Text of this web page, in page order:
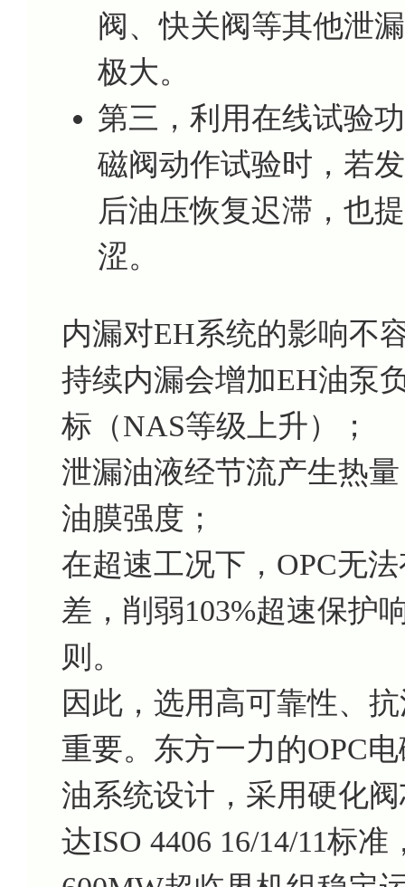
阀、快关阀等其他泄
极大。
第三，利用在线试验
磁阀动作试验时，若
后油压恢复迟滞，也
涩。
内漏对EH系统的影响不
持续内漏会增加EH油泵
标（NAS等级上升）；
泄漏油液经节流产生热
油膜强度；
在超速工况下，OPC无
差，削弱103%超速保护
则。
因此，选用高可靠性、
重要。东方一力的OPC
油系统设计，采用硬化
达ISO 4406 16/14/11标